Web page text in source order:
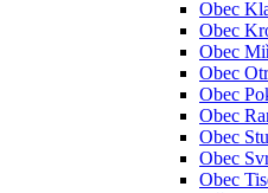
Obec
Obec
Obec
Obec
Obec
Obec
Obec
Obec
Obec